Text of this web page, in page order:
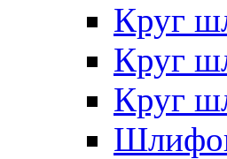
Круг
Круг
Круг